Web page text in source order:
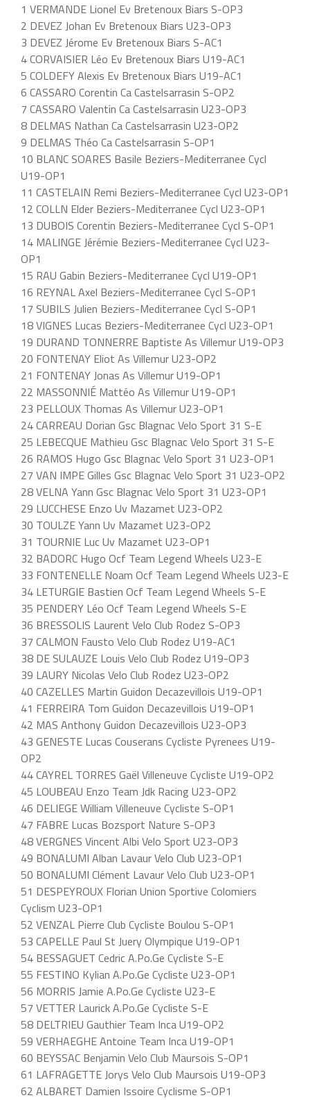
1 VERMANDE Lionel Ev Bretenoux Biars S-OP3
2 DEVEZ Johan Ev Bretenoux Biars U23-OP3
3 DEVEZ Jérome Ev Bretenoux Biars S-AC1
4 CORVAISIER Léo Ev Bretenoux Biars U19-AC1
5 COLDEFY Alexis Ev Bretenoux Biars U19-AC1
6 CASSARO Corentin Ca Castelsarrasin S-OP2
7 CASSARO Valentin Ca Castelsarrasin U23-OP3
8 DELMAS Nathan Ca Castelsarrasin U23-OP2
9 DELMAS Théo Ca Castelsarrasin S-OP1
10 BLANC SOARES Basile Beziers-Mediterranee Cycl
U19-OP1
11 CASTELAIN Remi Beziers-Mediterranee Cycl U23-OP1
12 COLLN Elder Beziers-Mediterranee Cycl U23-OP1
13 DUBOIS Corentin Beziers-Mediterranee Cycl S-OP1
14 MALINGE Jérémie Beziers-Mediterranee Cycl U23-
OP1
15 RAU Gabin Beziers-Mediterranee Cycl U19-OP1
16 REYNAL Axel Beziers-Mediterranee Cycl S-OP1
17 SUBILS Julien Beziers-Mediterranee Cycl S-OP1
18 VIGNES Lucas Beziers-Mediterranee Cycl U23-OP1
19 DURAND TONNERRE Baptiste As Villemur U19-OP3
20 FONTENAY Eliot As Villemur U23-OP2
21 FONTENAY Jonas As Villemur U19-OP1
22 MASSONNIÉ Mattéo As Villemur U19-OP1
23 PELLOUX Thomas As Villemur U23-OP1
24 CARREAU Dorian Gsc Blagnac Velo Sport 31 S-E
25 LEBECQUE Mathieu Gsc Blagnac Velo Sport 31 S-E
26 RAMOS Hugo Gsc Blagnac Velo Sport 31 U23-OP1
27 VAN IMPE Gilles Gsc Blagnac Velo Sport 31 U23-OP2
28 VELNA Yann Gsc Blagnac Velo Sport 31 U23-OP1
29 LUCCHESE Enzo Uv Mazamet U23-OP2
30 TOULZE Yann Uv Mazamet U23-OP2
31 TOURNIE Luc Uv Mazamet U23-OP1
32 BADORC Hugo Ocf Team Legend Wheels U23-E
33 FONTENELLE Noam Ocf Team Legend Wheels U23-E
34 LETURGIE Bastien Ocf Team Legend Wheels S-E
35 PENDERY Léo Ocf Team Legend Wheels S-E
36 BRESSOLIS Laurent Velo Club Rodez S-OP3
37 CALMON Fausto Velo Club Rodez U19-AC1
38 DE SULAUZE Louis Velo Club Rodez U19-OP3
39 LAURY Nicolas Velo Club Rodez U23-OP2
40 CAZELLES Martin Guidon Decazevillois U19-OP1
41 FERREIRA Tom Guidon Decazevillois U19-OP1
42 MAS Anthony Guidon Decazevillois U23-OP3
43 GENESTE Lucas Couserans Cycliste Pyrenees U19-
OP2
44 CAYREL TORRES Gaël Villeneuve Cycliste U19-OP2
45 LOUBEAU Enzo Team Jdk Racing U23-OP2
46 DELIEGE William Villeneuve Cycliste S-OP1
47 FABRE Lucas Bozsport Nature S-OP3
48 VERGNES Vincent Albi Velo Sport U23-OP3
49 BONALUMI Alban Lavaur Velo Club U23-OP1
50 BONALUMI Clément Lavaur Velo Club U23-OP1
51 DESPEYROUX Florian Union Sportive Colomiers
Cyclism U23-OP1
52 VENZAL Pierre Club Cycliste Boulou S-OP1
53 CAPELLE Paul St Juery Olympique U19-OP1
54 BESSAGUET Cedric A.Po.Ge Cycliste S-E
55 FESTINO Kylian A.Po.Ge Cycliste U23-OP1
56 MORRIS Jamie A.Po.Ge Cycliste U23-E
57 VETTER Laurick A.Po.Ge Cycliste S-E
58 DELTRIEU Gauthier Team Inca U19-OP2
59 VERHAEGHE Antoine Team Inca U19-OP1
60 BEYSSAC Benjamin Velo Club Maursois S-OP1
61 LAFRAGETTE Jorys Velo Club Maursois U19-OP3
62 ALBARET Damien Issoire Cyclisme S-OP1